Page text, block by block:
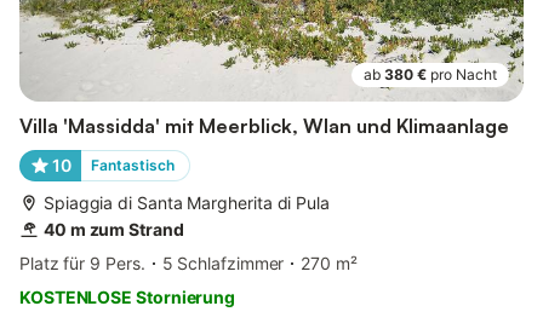
ab 380 € pro Nacht
Villa 'Massidda' mit Meerblick, Wlan und Klimaanlage
10 Fantastisch
Spiaggia di Santa Margherita di Pula
40 m zum Strand
Platz für 9 Pers.
5 Schlafzimmer
270 m²
KOSTENLOSE Stornierung